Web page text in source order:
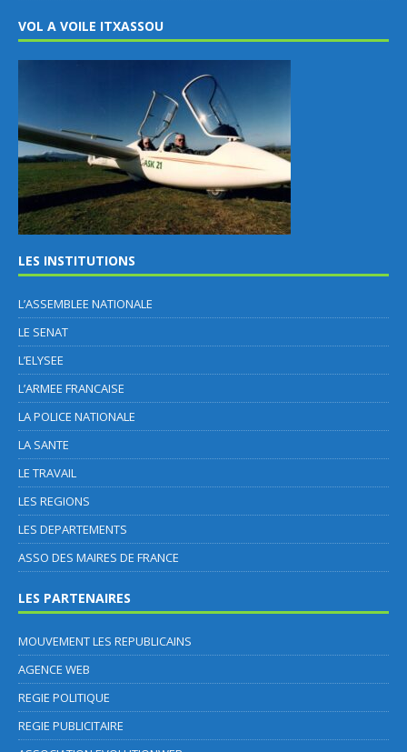
VOL A VOILE ITXASSOU
LES INSTITUTIONS
L’ASSEMBLEE NATIONALE
LE SENAT
L’ELYSEE
L’ARMEE FRANCAISE
LA POLICE NATIONALE
LA SANTE
LE TRAVAIL
LES REGIONS
LES DEPARTEMENTS
ASSO DES MAIRES DE FRANCE
LES PARTENAIRES
MOUVEMENT LES REPUBLICAINS
AGENCE WEB
REGIE POLITIQUE
REGIE PUBLICITAIRE